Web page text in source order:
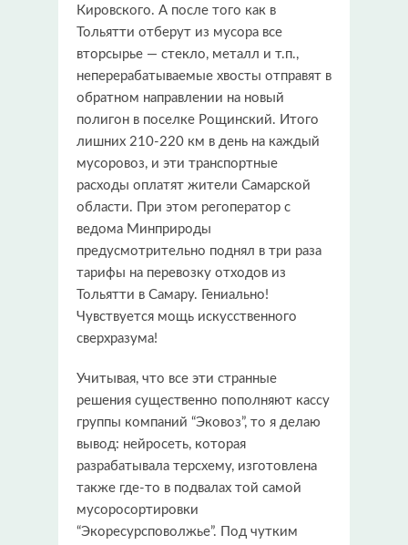
Кировского. А после того как в
Тольятти отберут из мусора все
вторсырье — стекло, металл и т.п.,
неперерабатываемые хвосты отправят в
обратном направлении на новый
полигон в поселке Рощинский. Итого
лишних 210-220 км в день на каждый
мусоровоз, и эти транспортные
расходы оплатят жители Самарской
области. При этом регоператор с
ведома Минприроды
предусмотрительно поднял в три раза
тарифы на перевозку отходов из
Тольятти в Самару. Гениально!
Чувствуется мощь искусственного
сверхразума!
Учитывая, что все эти странные
решения существенно пополняют кассу
группы компаний “Эковоз”, то я делаю
вывод: нейросеть, которая
разрабатывала терсхему, изготовлена
также где-то в подвалах той самой
мусоросортировки
“Экоресурсповолжье”. Под чутким